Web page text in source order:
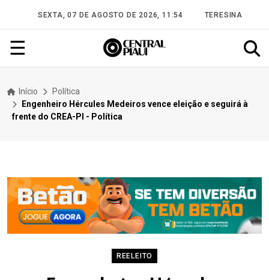
SEXTA, 07 DE AGOSTO DE 2026, 11:54 TERESINA
☰
Início
Política
Engenheiro Hércules Medeiros vence eleição e seguirá à
frente do CREA-PI - Política
REELEITO